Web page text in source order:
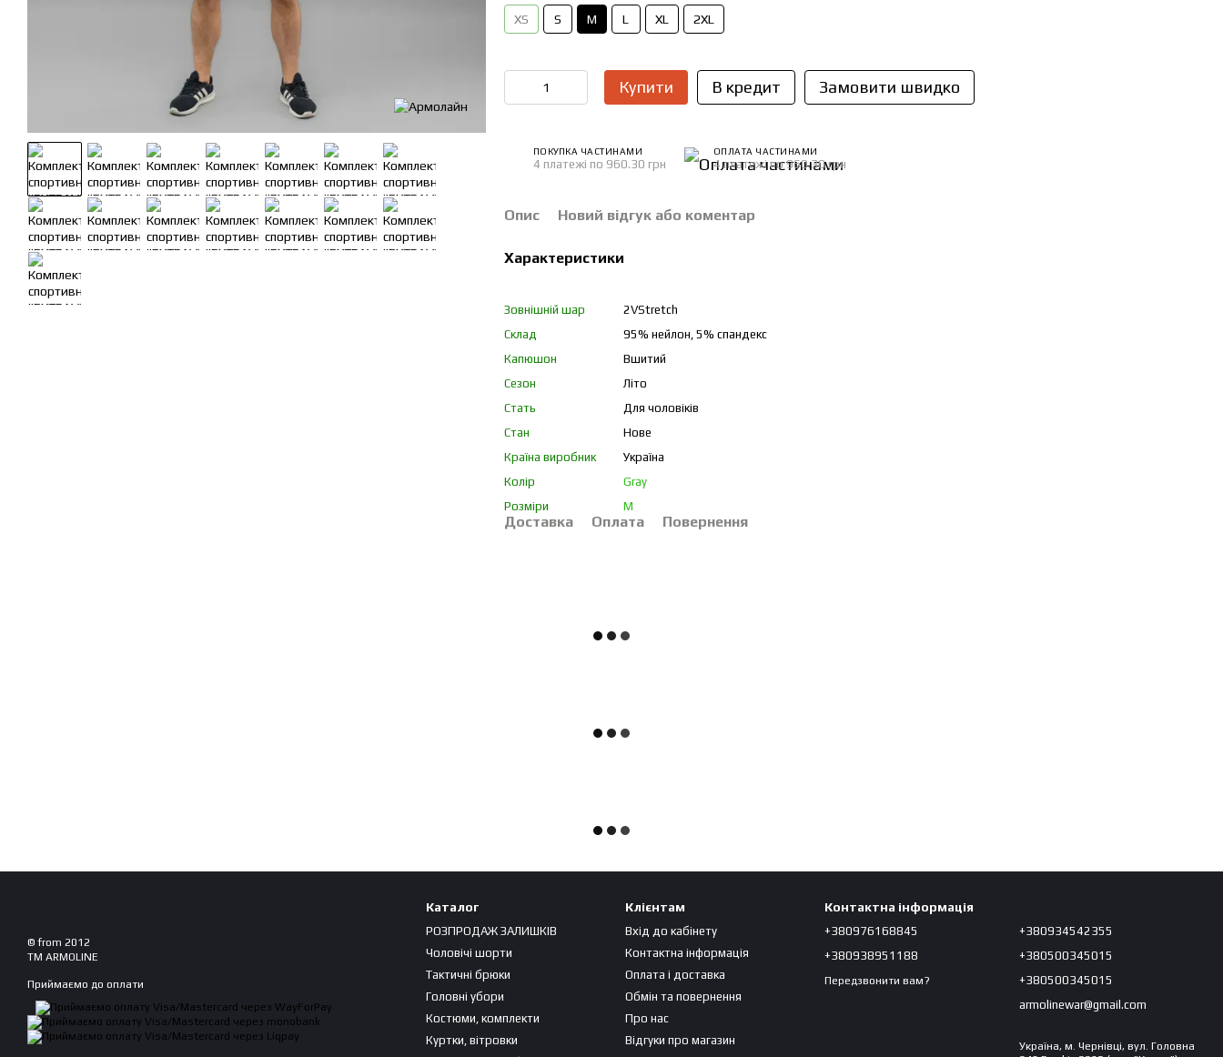
XS S M L XL 2XL
Купити В кредит Замовити швидко
ПОКУПКА ЧАСТИНАМИ
4 платежі по 960.30 грн
ОПЛАТА ЧАСТИНАМИ
4 платежі по 960.30 грн
Опис Новий відгук або коментар
Характеристики
Зовнішній шар
2VStretch
Склад
95% нейлон, 5% спандекс
Капюшон
Вшитий
Сезон
Літо
Стать
Для чоловіків
Стан
Нове
Країна виробник
Україна
Колір
Gray
Розміри
M
Доставка Оплата Повернення
© from 2012
TM ARMOLINE
Приймаємо до оплати
Каталог
РОЗПРОДАЖ ЗАЛИШКІВ
Чоловічі шорти
Тактичні брюки
Головні убори
Костюми, комплекти
Куртки, вітровки
Клієнтам
Вхід до кабінету
Контактна інформація
Оплата і доставка
Обмін та повернення
Про нас
Відгуки про магазин
Контактна інформація
+380976168845
+380938951188
Передзвонити вам?
+380934542355
+380500345015
+380500345015
armolinewar@gmail.com
Україна, м. Чернівці, вул. Головна